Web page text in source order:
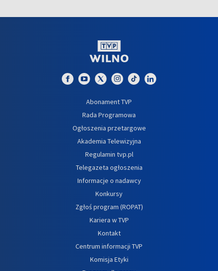
Abonament TVP
Rada Programowa
Ogłoszenia przetargowe
Akademia Telewizyjna
Regulamin tvp.pl
Telegazeta ogłoszenia
Informacje o nadawcy
Konkursy
Zgłoś program (ROPAT)
Kariera w TVP
Kontakt
Centrum informacji TVP
Komisja Etyki